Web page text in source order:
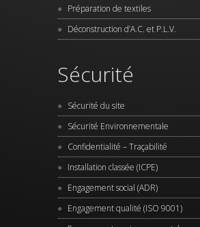
Préparation de textiles
Déconstruction d’A.C. et P.L.V.
Sécurité
Sécurité du site
Sécurité Environnementale
Confidentialité – Traçabilité
Installation classée (ICPE)
Engagement social (ADR)
Engagement qualité (ISO 9001)